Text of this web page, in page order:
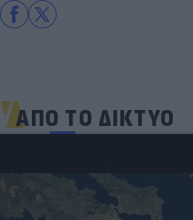
ΑΠΟ ΤΟ ΔΙΚΤΥΟ